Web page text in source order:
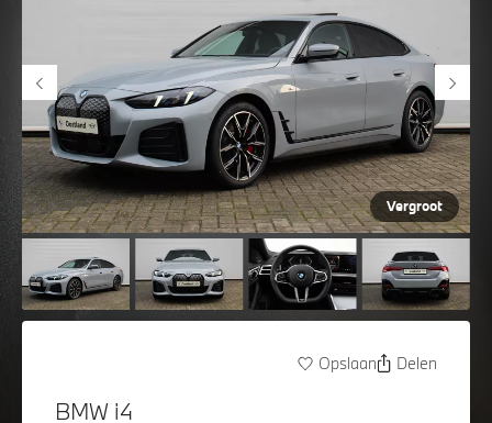
Vergroot
Opslaan Delen
BMW i4